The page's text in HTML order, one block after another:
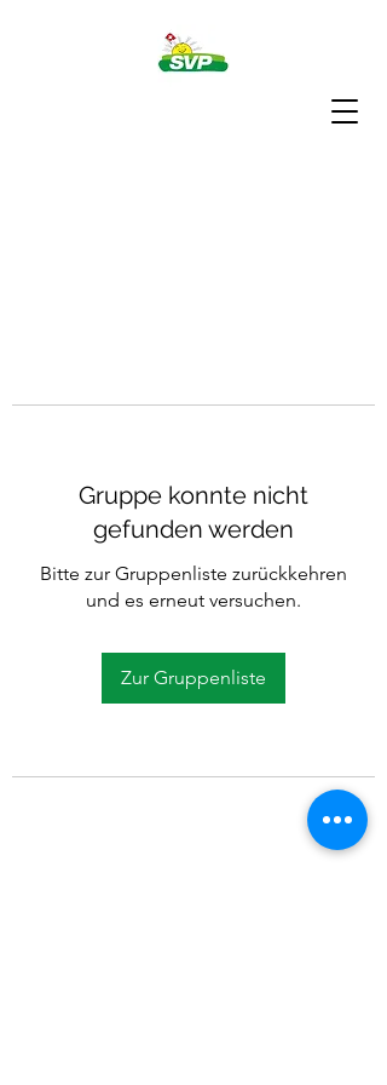
Gruppe konnte nicht
gefunden werden
Bitte zur Gruppenliste zurückkehren
und es erneut versuchen.
Zur Gruppenliste